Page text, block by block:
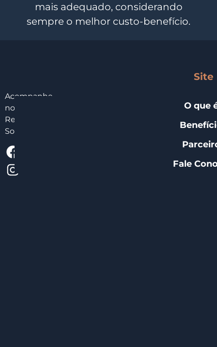
mais adequado, considerando
sempre o melhor custo-benefício.
Acompanhe
nossas
Redes
Sociais:
Site
O que
Fale